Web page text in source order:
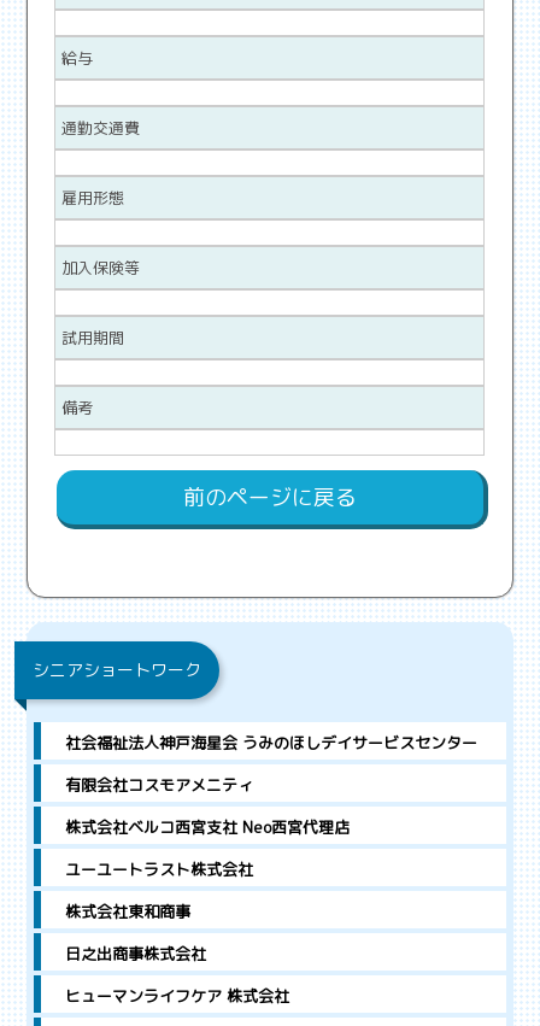
給与
通勤交通費
雇用形態
加入保険等
試用期間
備考
前のページに戻る
シニアショートワーク
社会福祉法人神戸海星会 うみのほしデイサービスセンター
有限会社コスモアメニティ
株式会社ベルコ西宮支社 Neo西宮代理店
ユーユートラスト株式会社
株式会社東和商事
日之出商事株式会社
ヒューマンライフケア 株式会社